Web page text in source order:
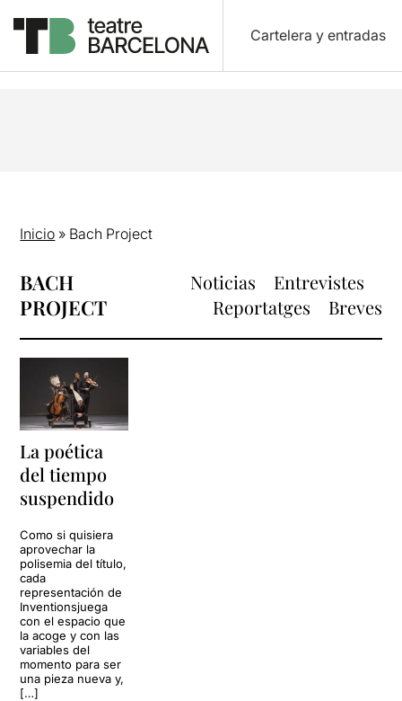
Cartelera y entradas
Inicio » Bach Project
BACH
PROJECT
Noticias
Entrevistes
Reportatges
Breves
La poética
del tiempo
suspendido
Como si quisiera
aprovechar la
polisemia del título,
cada
representación de
Inventionsjuega
con el espacio que
la acoge y con las
variables del
momento para ser
una pieza nueva y,
[…]